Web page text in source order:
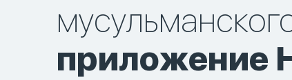
приложение